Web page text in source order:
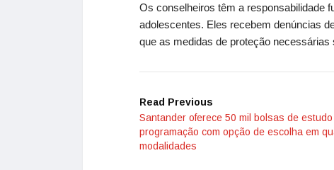
Os conselheiros têm a responsabilidade
adolescentes. Eles recebem denúncias
que as medidas de proteção necessárias
Read Previous
Santander oferece 50 mil bolsas de estudo
programação com opção de escolha em
modalidades